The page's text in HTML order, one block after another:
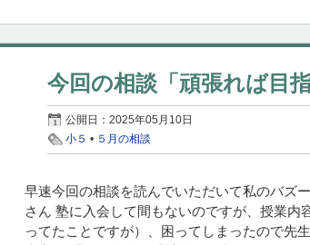
今回の相談「頑張れば目
公開日：2025年05月10日
小５ • ５月の相談
早速今回の相談を読んでいただいて私のバ
さん 塾に入会して間もないのですが、授業
ってたことですが）、困ってしまったので先